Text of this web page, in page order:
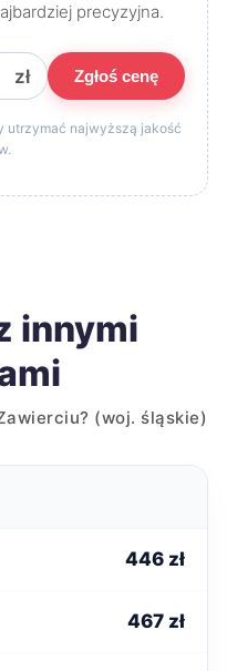
precyzyjna.
zł Zgłoś cenę
utrzymać najwyższą jakość
innymi
(woj. śląskie)
446 zł
467 zł